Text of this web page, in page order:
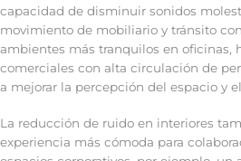
capacidad de disminuir sonidos
movimiento de mobiliario y tránsito
ambientes más tranquilos en oficinas,
comerciales con alta circulación de
a mejorar la percepción del espacio y
La reducción de ruido en interiores
experiencia más cómoda para